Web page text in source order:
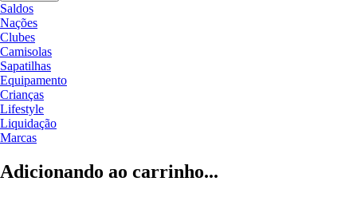
Saldos
Nações
Clubes
Camisolas
Sapatilhas
Equipamento
Crianças
Lifestyle
Liquidação
Marcas
Adicionando ao carrinho...